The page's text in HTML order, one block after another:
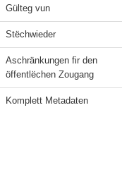
Gülteg vun
Stëchwieder
Aschränkungen fir den
öffentlëchen Zougang
Komplett Metadaten